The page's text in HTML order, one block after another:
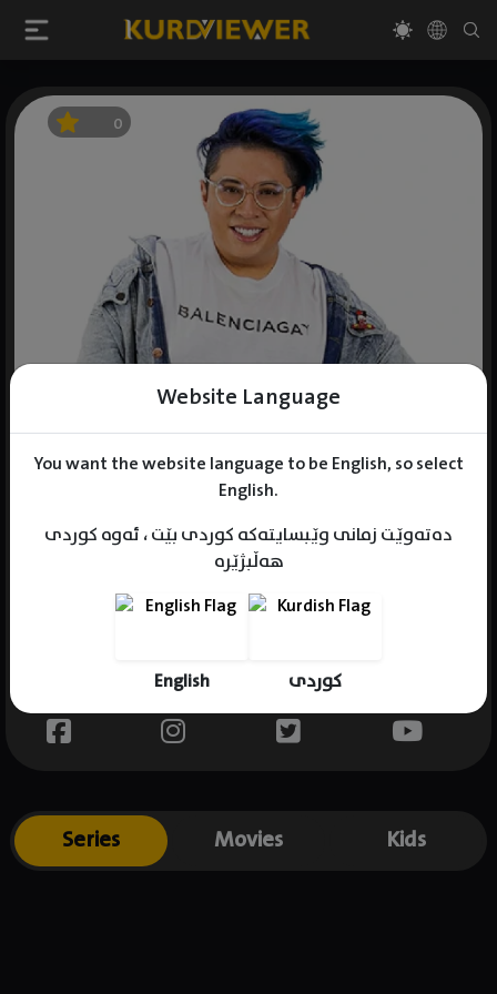
Website Language
You want the website language to be English, so select
English.
دەتەوێت زمانی وێبسایتەکە کوردی بێت ، ئەوە کوردی
هەڵبژێرە
English کوردی
0
Gender : male
Place of birth : Mexico
Series Movies Kids